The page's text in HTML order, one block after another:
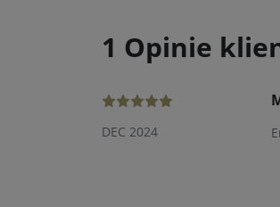
1 Opinie
DEC 2024